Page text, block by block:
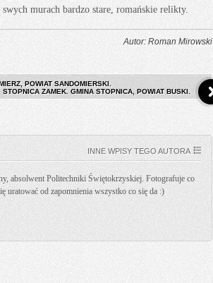
murach bardzo stare, romańskie relikty.
Autor: Roman Mirowski
POWIAT SANDOMIERSKI.
STOPNICA ZAMEK. GMINA STOPNICA, POWIAT BUSKI.
INNE WPISY TEGO AUTORA
absolwent Politechniki Świętokrzyskiej. Fotografuje co
uratować od zapomnienia wszystko co się da :)